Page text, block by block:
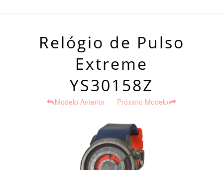
Relógio de Pulso
Extreme
YS30158Z
Modelo Anterior Próximo Modelo